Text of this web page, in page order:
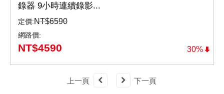
30%
錄器 9小時連續錄影...
定價:NT$6590
網路價:
NT$4590
上一頁 下一頁